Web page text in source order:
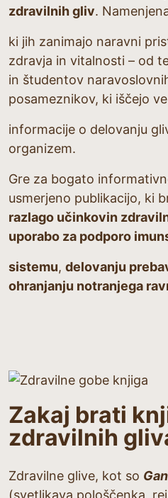
zdravilnih gliv.
ki jih zanimajo naravni
zdravja in vitalnosti – od
in študentov
posameznikov, ki iščejo
informacije o delovanju
organizem.
Gre za bogato
usmerjeno publikacijo, ki
razlago učinkovin
uporabo za podporo
sistemu, delovanju
ohranjanju notranjega
Zakaj brati
zdravilnih
Zdravilne glive, kot so
(svetlikava pološčenka,